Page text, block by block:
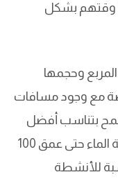
وقتهم بشكل
وحجمها
مع وجود مسافات
بتناسب أفضل
وزيادة قوة الاهتزازات. كما أن مقاومة الماء حتى عمق 100
للأنشطة